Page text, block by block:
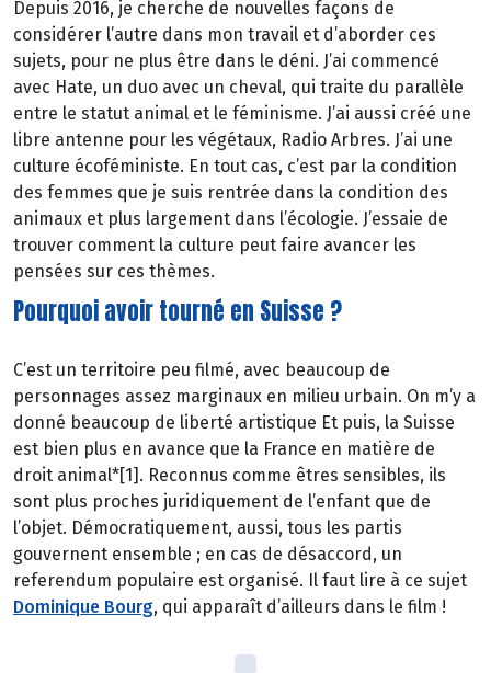
Depuis 2016, je cherche de nouvelles façons de
considérer l’autre dans mon travail et d’aborder ces
sujets, pour ne plus être dans le déni. J’ai commencé
avec Hate, un duo avec un cheval, qui traite du parallèle
entre le statut animal et le féminisme. J’ai aussi créé une
libre antenne pour les végétaux, Radio Arbres. J’ai une
culture écoféministe. En tout cas, c’est par la condition
des femmes que je suis rentrée dans la condition des
animaux et plus largement dans l’écologie. J’essaie de
trouver comment la culture peut faire avancer les
pensées sur ces thèmes.
Pourquoi avoir tourné en Suisse ?
C’est un territoire peu filmé, avec beaucoup de
personnages assez marginaux en milieu urbain. On m’y a
donné beaucoup de liberté artistique Et puis, la Suisse
est bien plus en avance que la France en matière de
droit animal*[1]. Reconnus comme êtres sensibles, ils
sont plus proches juridiquement de l’enfant que de
l’objet. Démocratiquement, aussi, tous les partis
gouvernent ensemble ; en cas de désaccord, un
referendum populaire est organisé. Il faut lire à ce sujet
Dominique Bourg, qui apparaît d’ailleurs dans le film !